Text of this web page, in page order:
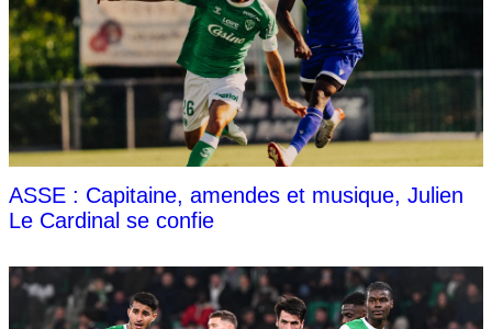
ASSE : Capitaine, amendes et musique, Julien
Le Cardinal se confie